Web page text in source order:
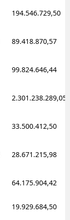
194.546.729,50
89.418.870,57
99.824.646,44
2.301.238.289,05
33.500.412,50
28.671.215,98
64.175.904,42
19.929.684,50